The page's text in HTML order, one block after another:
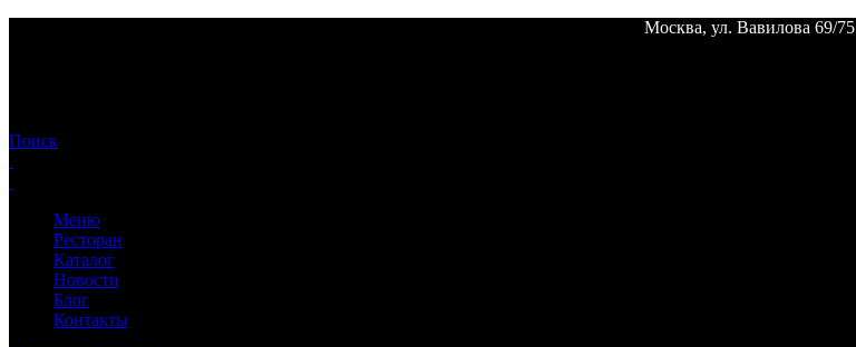
Москва, ул. Вавилова 69/75
Поиск
Меню
Ресторан
Каталог
Новости
Блог
Контакты